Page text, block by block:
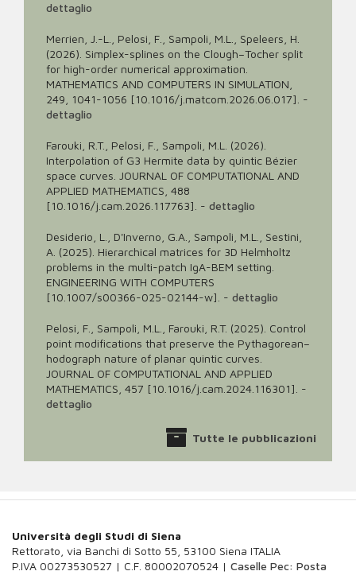
dettaglio
Merrien, J.-L., Pelosi, F., Sampoli, M.L., Speleers, H.
(2026). Simplex-splines on the Clough–Tocher split
for high-order numerical approximation.
MATHEMATICS AND COMPUTERS IN SIMULATION,
249, 1041-1056 [10.1016/j.matcom.2026.06.017]. -
dettaglio
Farouki, R.T., Pelosi, F., Sampoli, M.L. (2026).
Interpolation of G3 Hermite data by quintic Bézier
space curves. JOURNAL OF COMPUTATIONAL AND
APPLIED MATHEMATICS, 488
[10.1016/j.cam.2026.117763]. - dettaglio
Desiderio, L., D'Inverno, G.A., Sampoli, M.L., Sestini,
A. (2025). Hierarchical matrices for 3D Helmholtz
problems in the multi-patch IgA-BEM setting.
ENGINEERING WITH COMPUTERS
[10.1007/s00366-025-02144-w]. - dettaglio
Pelosi, F., Sampoli, M.L., Farouki, R.T. (2025). Control
point modifications that preserve the Pythagorean–
hodograph nature of planar quintic curves.
JOURNAL OF COMPUTATIONAL AND APPLIED
MATHEMATICS, 457 [10.1016/j.cam.2024.116301]. -
dettaglio
Tutte le pubblicazioni
Università degli Studi di Siena
Rettorato, via Banchi di Sotto 55, 53100 Siena ITALIA
P.IVA 00273530527 | C.F. 80002070524 | Caselle Pec: Posta